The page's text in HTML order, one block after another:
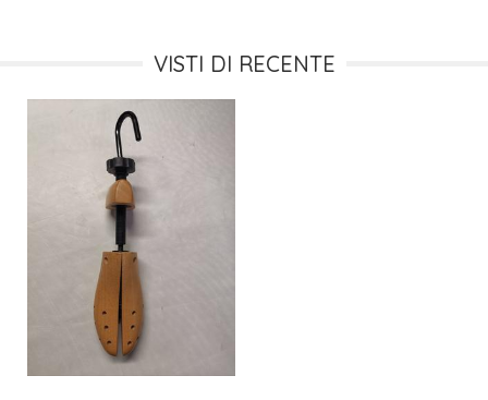
VISTI DI RECENTE